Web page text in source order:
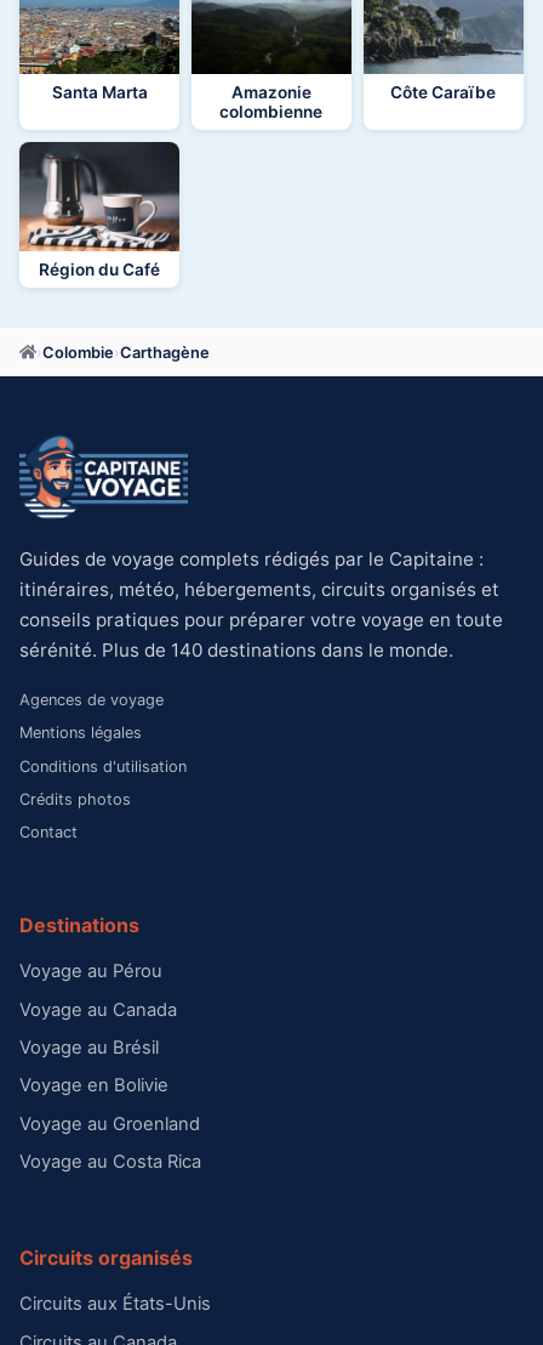
Santa Marta
Amazonie
colombienne
Côte Caraïbe
Région du Café
›Colombie›Carthagène
Guides de voyage complets rédigés par le Capitaine :
itinéraires, météo, hébergements, circuits organisés et
conseils pratiques pour préparer votre voyage en toute
sérénité. Plus de 140 destinations dans le monde.
Agences de voyage
Mentions légales
Conditions d'utilisation
Crédits photos
Contact
Destinations
Voyage au Pérou
Voyage au Canada
Voyage au Brésil
Voyage en Bolivie
Voyage au Groenland
Voyage au Costa Rica
Circuits organisés
Circuits aux États-Unis